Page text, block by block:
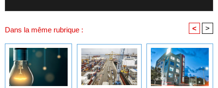
Dans la même rubrique : < >